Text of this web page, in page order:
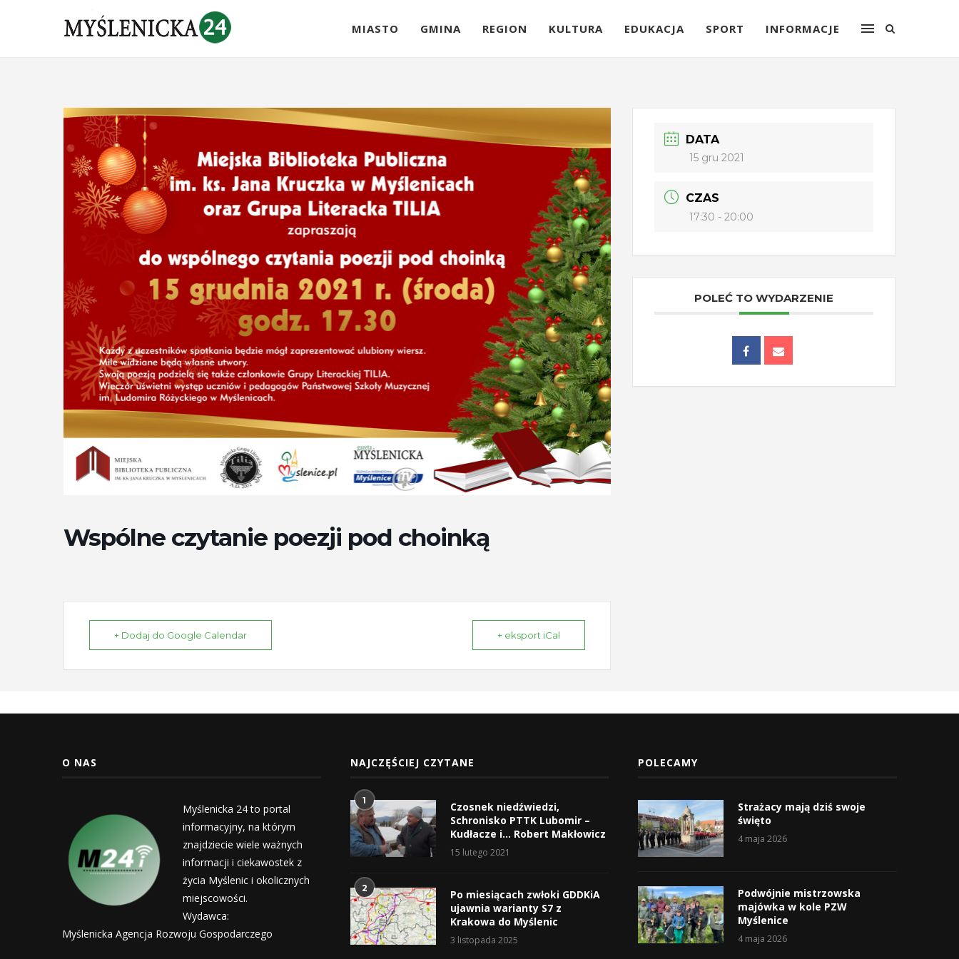
MIASTO GMINA REGION KULTURA EDUKACJA SPORT INFORMACJE
Wspólne czytanie poezji pod choinką
+ Dodaj do Google Calendar + eksport iCal
DATA
15 gru 2021
CZAS
17:30 - 20:00
POLEĆ TO WYDARZENIE
O NAS
Myślenicka 24 to portal
informacyjny, na którym
znajdziecie wiele ważnych
informacji i ciekawostek z
życia Myślenic i okolicznych
miejscowości.
Wydawca:
Myślenicka Agencja Rozwoju Gospodarczego
NAJCZĘŚCIEJ CZYTANE
1
Czosnek niedźwiedzi,
Schronisko PTTK Lubomir –
Kudłacze i… Robert Makłowicz
15 lutego 2021
2
Po miesiącach zwłoki GDDKiA
ujawnia warianty S7 z
Krakowa do Myślenic
3 listopada 2025
POLECAMY
Strażacy mają dziś swoje
święto
4 maja 2026
Podwójnie mistrzowska
majówka w kole PZW
Myślenice
4 maja 2026